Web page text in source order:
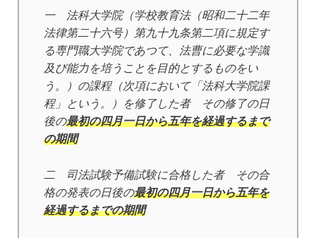
一 法科大学院（学校教育法（昭和二十二年
法律第二十六号）第九十九条第二項に規定す
る専門職大学院であつて、法曹に必要な学識
及び能力を培うことを目的とするものをい
う。）の課程（次項において「法科大学院課
程」という。）を修了した者 その修了の日
後の最初の四月一日から五年を経過するまで
の期間
二 司法試験予備試験に合格した者 その合
格の発表の日後の最初の四月一日から五年を
経過するまでの期間